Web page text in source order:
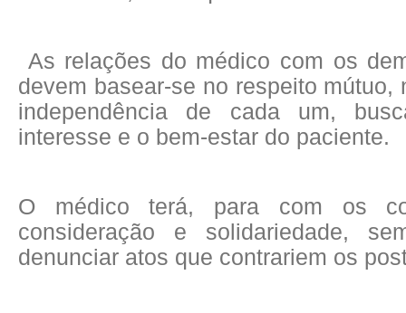
As relações do médico com os
devem basear-se no respeito mútuo,
independência de cada um,
interesse e o bem-estar do paciente.
O médico terá, para com os
consideração e solidariedade,
denunciar atos que contrariem os